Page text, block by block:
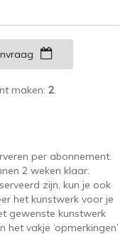
maken: 2.
per abonnement.
2 weken klaar.
zijn, kun je ook
het kunstwerk voor je
gewenste kunstwerk
vakje ‘opmerkingen’